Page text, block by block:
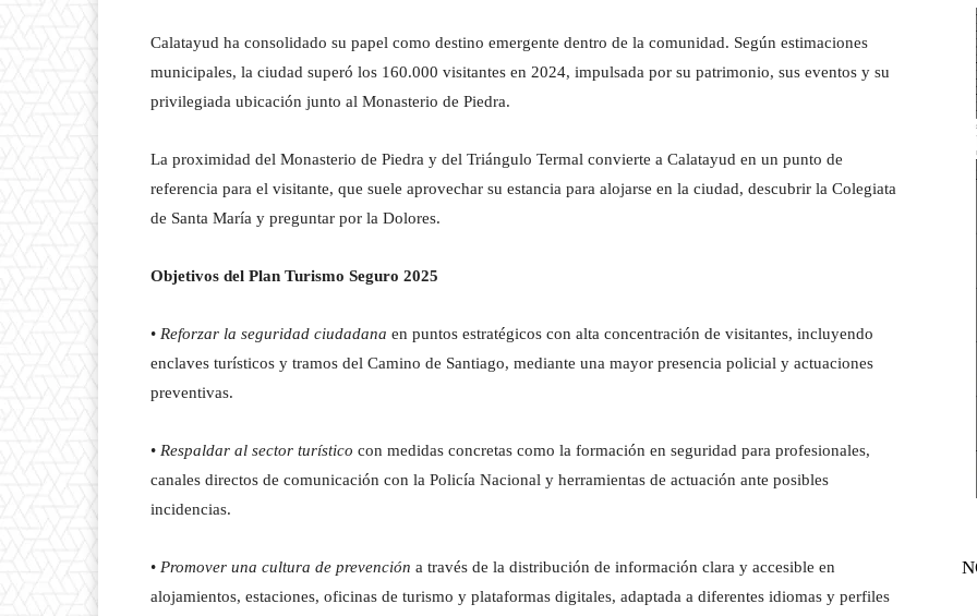
Calatayud ha consolidado su papel como destino emergente dentro de la comunidad. Según estimaciones
municipales, la ciudad superó los 160.000 visitantes en 2024, impulsada por su patrimonio, sus eventos y su
privilegiada ubicación junto al Monasterio de Piedra.
La proximidad del Monasterio de Piedra y del Triángulo Termal convierte a Calatayud en un punto de
referencia para el visitante, que suele aprovechar su estancia para alojarse en la ciudad, descubrir la Colegiata
de Santa María y preguntar por la Dolores.
Objetivos del Plan Turismo Seguro 2025
• Reforzar la seguridad ciudadana en puntos estratégicos con alta concentración de visitantes, incluyendo
enclaves turísticos y tramos del Camino de Santiago, mediante una mayor presencia policial y actuaciones
preventivas.
• Respaldar al sector turístico con medidas concretas como la formación en seguridad para profesionales,
canales directos de comunicación con la Policía Nacional y herramientas de actuación ante posibles
incidencias.
• Promover una cultura de prevención a través de la distribución de información clara y accesible en
alojamientos, estaciones, oficinas de turismo y plataformas digitales, adaptada a diferentes idiomas y perfiles